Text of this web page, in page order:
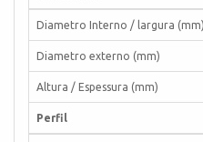
Diametro Interno / largura (mm)
Diametro externo (mm)
Altura / Espessura (mm)
Perfil